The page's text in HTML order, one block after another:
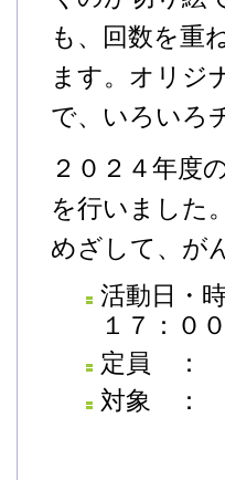
も、回数を重
ます。オリジ
で、いろいろ
２０２４年度
を行いました
めざして、が
活動日・
１７：０
定員 ：
対象 ：